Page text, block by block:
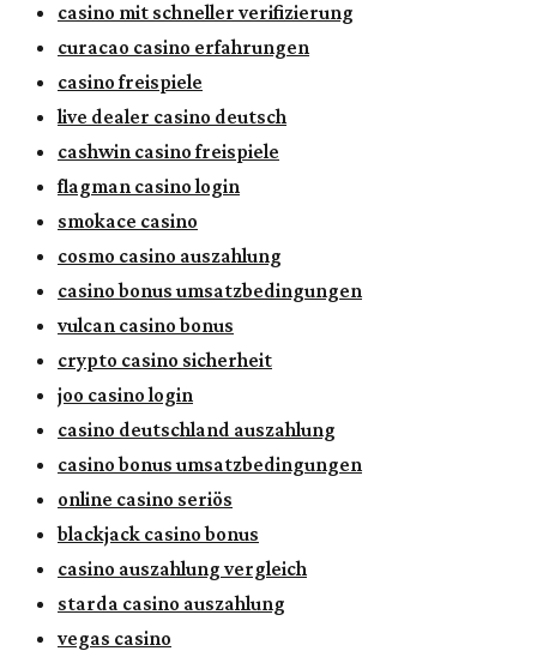
casino mit schneller verifizierung
curacao casino erfahrungen
casino freispiele
live dealer casino deutsch
cashwin casino freispiele
flagman casino login
smokace casino
cosmo casino auszahlung
casino bonus umsatzbedingungen
vulcan casino bonus
crypto casino sicherheit
joo casino login
casino deutschland auszahlung
casino bonus umsatzbedingungen
online casino seriös
blackjack casino bonus
casino auszahlung vergleich
starda casino auszahlung
vegas casino